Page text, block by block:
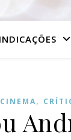
CINEMA,